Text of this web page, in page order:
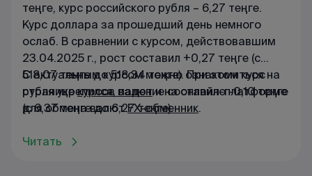
теңге, курс российского рубля – 6,27 теңге.
Курс доллара за прошедший день немного
ослаб. В сравнении с курсом, действовавшим
23.04.2025 г., рост составил +0,27 теңге (с
518,07 теңге до 518,34 теңге). При этом курс
рубля укрепился, падение составило -0,10 теңге
(с 6,37 теңге до 6,27 теңге).
С актуальным курсом можно ознакомиться на
страницекурсов валюти на онлайн-платформе
для обмена валютFX-обменник.
Читать